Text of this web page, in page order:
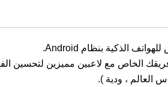
فريقك الخاص مع لاعبين مميزين
العالم ، ودية ).